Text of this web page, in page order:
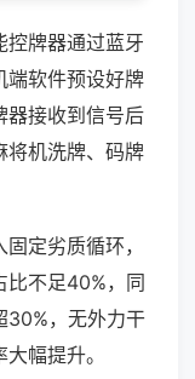
控牌器通过蓝牙
端软件预设好牌
器接收到信号后
将机洗牌、码牌
定劣质循环，
比不足40%，同
30%，无外力干
幅提升。